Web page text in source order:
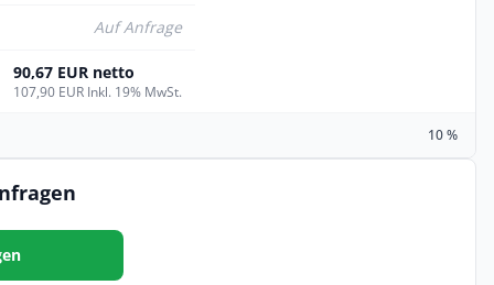
Auf Anfrage
90,67 EUR netto
107,90 EUR Inkl. 19% MwSt.
10 %